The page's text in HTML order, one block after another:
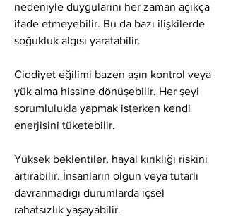
nedeniyle duygularını her zaman açıkça
ifade etmeyebilir. Bu da bazı ilişkilerde
soğukluk algısı yaratabilir.
Ciddiyet eğilimi bazen aşırı kontrol veya
yük alma hissine dönüşebilir. Her şeyi
sorumlulukla yapmak isterken kendi
enerjisini tüketebilir.
Yüksek beklentiler, hayal kırıklığı riskini
artırabilir. İnsanların olgun veya tutarlı
davranmadığı durumlarda içsel
rahatsızlık yaşayabilir.